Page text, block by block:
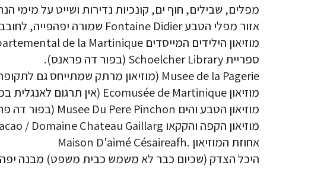
מפלים, שבילים, חוף ים, קונכיות נדירות ושייט על מימי
אזור מפלי הטבע Fontaine Didier שמורה יפהפייה, לחובבי הירוק הפראי.
מוזיאון הילידים המייסדים Musee Departemental de la Martinique (בפור דה פראנס) www2.cg972.fr.
ספריית Schoelcher Library (בפור דה פראנס).
Musee de la Pagerie (מוזיאון מרתק שמתייחס גם לתקופת העבדות. אין תרגום לאנגלית במקום).
מוזיאון Ecomusée de Martinique (אין תרגום לאנגלית במקום).
מוזיאון הטבע והים Musee Du Pere Pinchon (בפור דה פראנס).
מוזיאון הקפה והקקאו Musee du Cafe et du Cacao / Domaine Chateau Gaillarg.
אחוזת המוזיאון .Maison D'aimé Césaireafh